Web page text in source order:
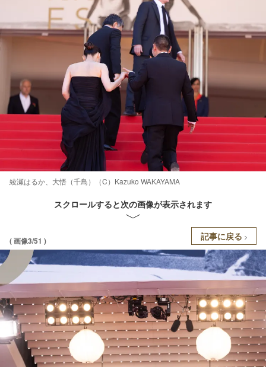
綾瀬はるか、大悟（千鳥）（C）Kazuko WAKAYAMA
スクロールすると次の画像が表示されます
( 画像3/51 ) 記事に戻る